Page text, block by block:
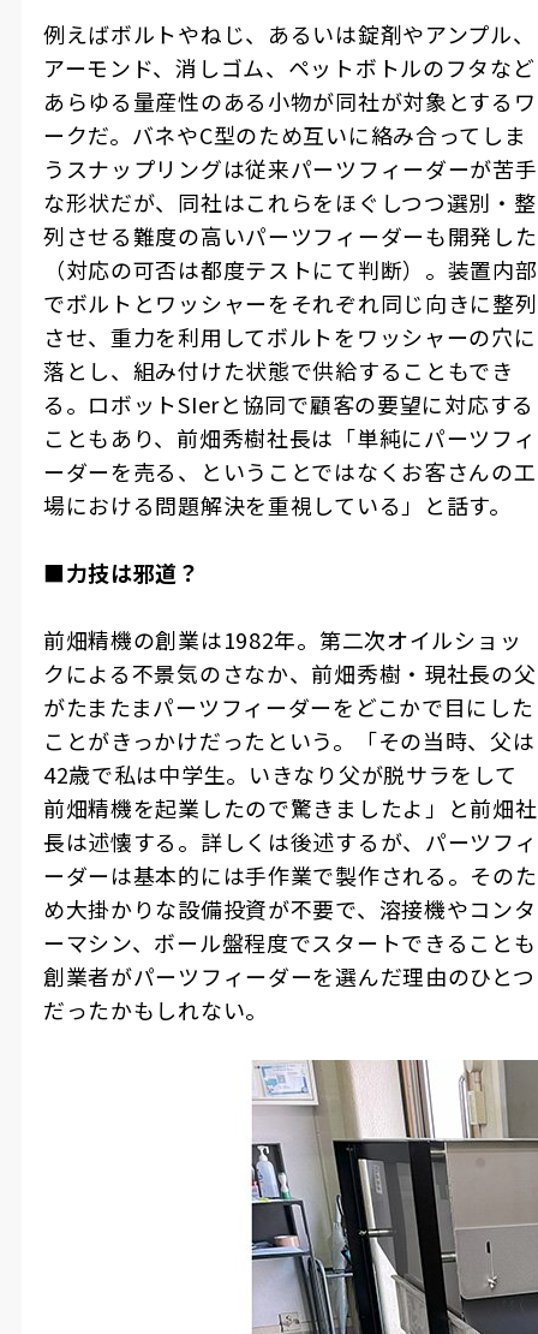
例えばボルトやねじ、あるいは錠剤やアンプル、
アーモンド、消しゴム、ペットボトルのフタなど
あらゆる量産性のある小物が同社が対象とするワ
ークだ。バネやC型のため互いに絡み合ってしま
うスナップリングは従来パーツフィーダーが苦手
な形状だが、同社はこれらをほぐしつつ選別・整
列させる難度の高いパーツフィーダーも開発した
（対応の可否は都度テストにて判断）。装置内部
でボルトとワッシャーをそれぞれ同じ向きに整列
させ、重力を利用してボルトをワッシャーの穴に
落とし、組み付けた状態で供給することもでき
る。ロボットSIerと協同で顧客の要望に対応する
こともあり、前畑秀樹社長は「単純にパーツフィ
ーダーを売る、ということではなくお客さんの工
場における問題解決を重視している」と話す。
■力技は邪道？
前畑精機の創業は1982年。第二次オイルショッ
クによる不景気のさなか、前畑秀樹・現社長の父
がたまたまパーツフィーダーをどこかで目にした
ことがきっかけだったという。「その当時、父は
42歳で私は中学生。いきなり父が脱サラをして
前畑精機を起業したので驚きましたよ」と前畑社
長は述懐する。詳しくは後述するが、パーツフィ
ーダーは基本的には手作業で製作される。そのた
め大掛かりな設備投資が不要で、溶接機やコンタ
ーマシン、ボール盤程度でスタートできることも
創業者がパーツフィーダーを選んだ理由のひとつ
だったかもしれない。